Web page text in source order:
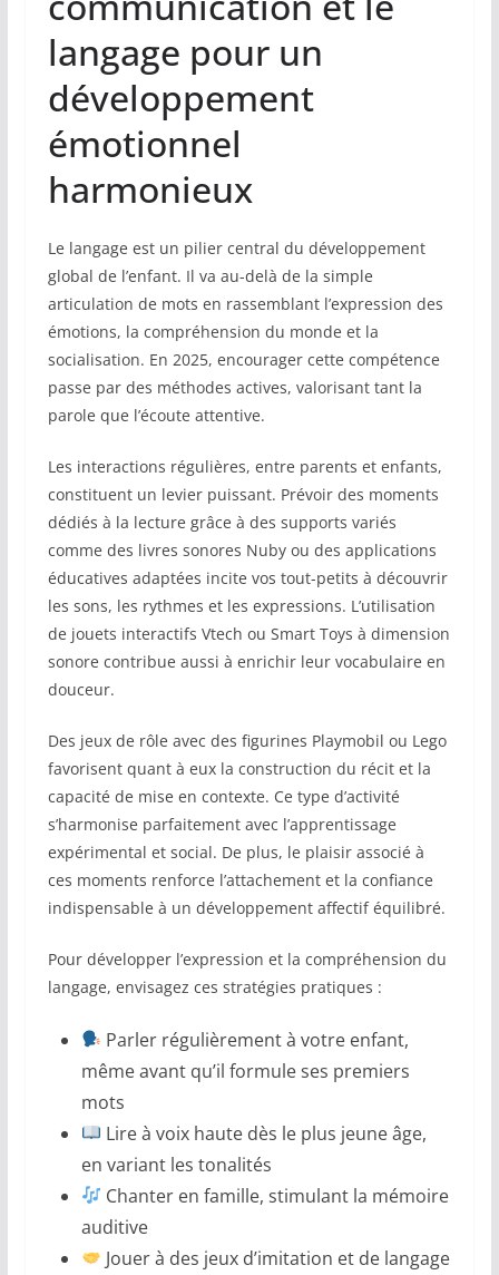
langage pour un
développement
émotionnel
harmonieux
Le langage est un pilier central du développement
global de l’enfant. Il va au-delà de la simple
articulation de mots en rassemblant l’expression des
émotions, la compréhension du monde et la
socialisation. En 2025, encourager cette compétence
passe par des méthodes actives, valorisant tant la
parole que l’écoute attentive.
Les interactions régulières, entre parents et enfants,
constituent un levier puissant. Prévoir des moments
dédiés à la lecture grâce à des supports variés
comme des livres sonores Nuby ou des applications
éducatives adaptées incite vos tout-petits à découvrir
les sons, les rythmes et les expressions. L’utilisation
de jouets interactifs Vtech ou Smart Toys à dimension
sonore contribue aussi à enrichir leur vocabulaire en
douceur.
Des jeux de rôle avec des figurines Playmobil ou Lego
favorisent quant à eux la construction du récit et la
capacité de mise en contexte. Ce type d’activité
s’harmonise parfaitement avec l’apprentissage
expérimental et social. De plus, le plaisir associé à
ces moments renforce l’attachement et la confiance
indispensable à un développement affectif équilibré.
Pour développer l’expression et la compréhension du
langage, envisagez ces stratégies pratiques :
Parler régulièrement à votre enfant,
même avant qu’il formule ses premiers
mots
Lire à voix haute dès le plus jeune âge,
en variant les tonalités
Chanter en famille, stimulant la mémoire
auditive
Jouer à des jeux d’imitation et de langage